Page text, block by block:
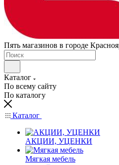
Пять магазинов в городе
Каталог
По всему сайту
По каталогу
Каталог
АКЦИИ, УЦЕНКИ
Мягкая мебель